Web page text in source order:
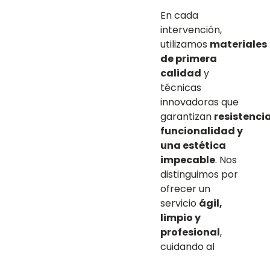
En cada
intervención,
utilizamos materiales
de primera
calidad y
técnicas
innovadoras que
garantizan
funcionalidad y
una estética
impecable. Nos
distinguimos por
ofrecer un
servicio ágil,
limpio y
profesional,
cuidando al